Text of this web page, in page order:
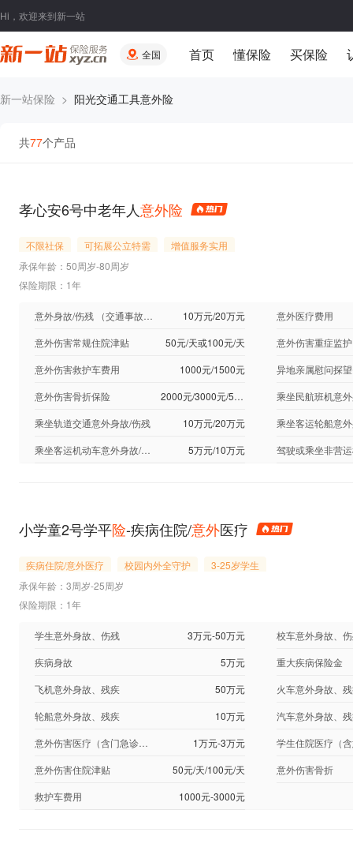
Hi，欢迎来到新一站
全国 首页 懂保险 买保险
新一站保险 > 阳光交通工具意外险
共77个产品
孝心安6号中老年人意外险
不限社保 可拓展公立特需
增值服务实用
承保年龄：50周岁-80周岁
保险期限：1年
意外身故/伤残 （交通事故保额按50%） 10万元/20万元
意外医疗费用
意外伤害常规住院津贴
50元/天或100元/天
意外伤害救护车费用
1000元/1500元
意外伤害骨折保险
2000元/3000元/5000元
乘坐民航班机意
乘坐轨道交通意外身故/伤残
10万元/20万元
乘坐客运轮船意
乘坐客运机动车意外身故/伤残
5万元/10万元
小学童2号学平险-疾病住院/意外医疗
疾病住院/意外医疗 校园内外全守护
3-25岁学生
承保年龄：3周岁-25周岁
保险期限：1年
学生意外身故、伤残 3万元-50万元
校车意外身故、
疾病身故
5万元
重大疾病保险金
飞机意外身故、残疾
50万元
火车意外身故、
轮船意外身故、残疾
10万元
汽车意外身故、
意外伤害医疗（含门急诊及住院）
1万元-3万元
意外伤害住院津贴
50元/天/100元/天
意外伤害骨折
救护车费用
1000元-3000元